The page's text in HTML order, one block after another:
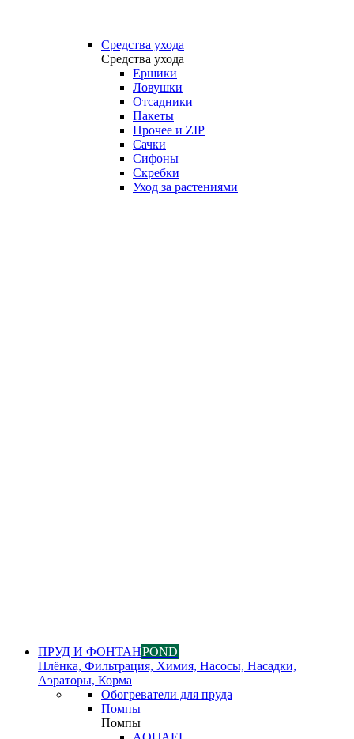
Средства ухода
Средства ухода
Ершики
Ловушки
Отсадники
Пакеты
Прочее и ZIP
Сачки
Сифоны
Скребки
Уход за растениями
ПРУД И ФОНТАНPOND
Плёнка, Фильтрация, Химия, Насосы, Насадки,
Аэраторы, Корма
Обогреватели для пруда
Помпы
Помпы